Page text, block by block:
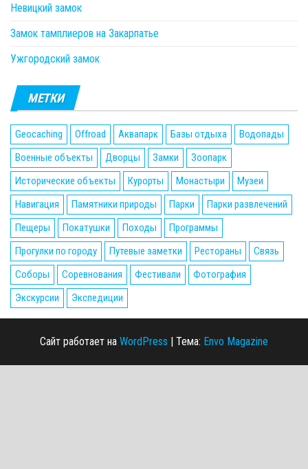
Невицкий замок
Замок тамплиеров на Закарпатье
Ужгородский замок
МЕТКИ
Geocaching Offroad Аквапарк Базы отдыха
Водопады
Военные объекты
Дворцы Замки
Зоопарк
Исторические объекты
Курорты Монастыри
Музеи
Навигация
Памятники природы Парки
Парки развлечений
Пещеры
Покатушки Походы
Программы
Прогулки по городу
Путевые заметки Рестораны
Связь
Соборы
Соревнования Фестивали
Фотография
Экскурсии
Экспедиции
Сайт работает на WordPress | Тема: Envo Magazine